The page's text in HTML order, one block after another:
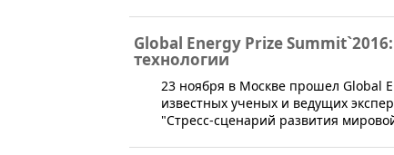
Global Energy Prize
технологии
23 ноября в Москве прошел Global
известных ученых и ведущих
"Стресс-сценарий развития